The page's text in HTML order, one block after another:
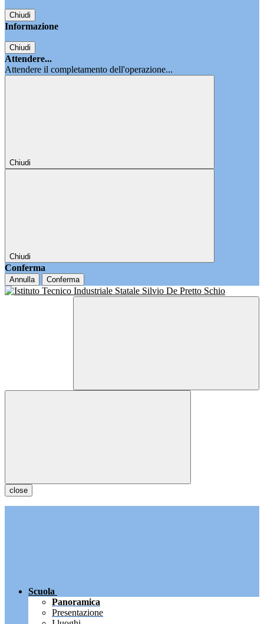
Chiudi
Informazione
Chiudi
Attendere...
Attendere il completamento dell'operazione...
Chiudi
Chiudi
Conferma
Annulla Conferma
close
Scuola
Panoramica
Presentazione